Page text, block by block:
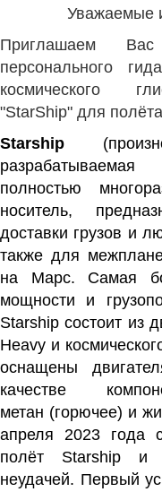
Уважаемые
Приглашаем Вас
персонального
космического
"StarShip" для
Starship
полностью
носитель,
доставки грузов и
также для
на
Марс. Самая
мощности и
Starship состоит из
Heavy и
оснащены
качестве
метан (горючее) и
апреля 2023 года
полёт Starship и
неудачей. Первый